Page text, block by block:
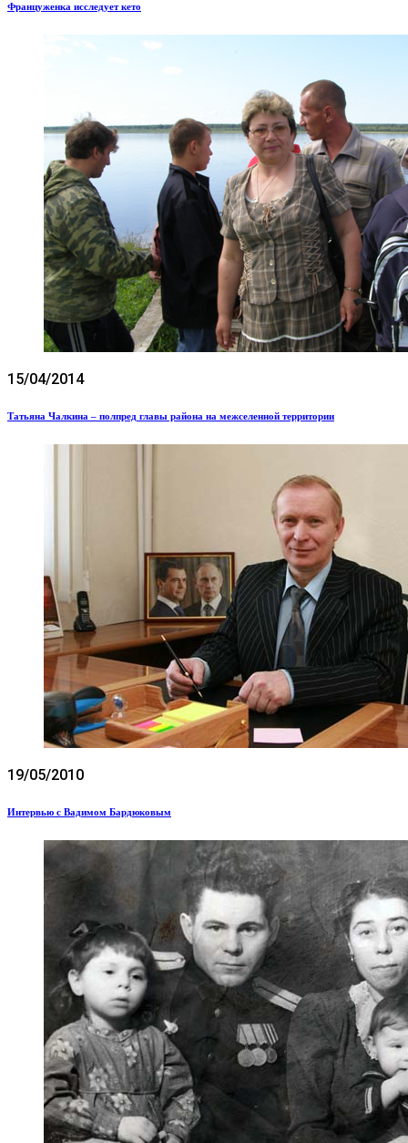
Француженка исследует кето
15/04/2014
Татьяна Чалкина – полпред главы района на межселенной территории
19/05/2010
Интервью с Вадимом Бардюковым